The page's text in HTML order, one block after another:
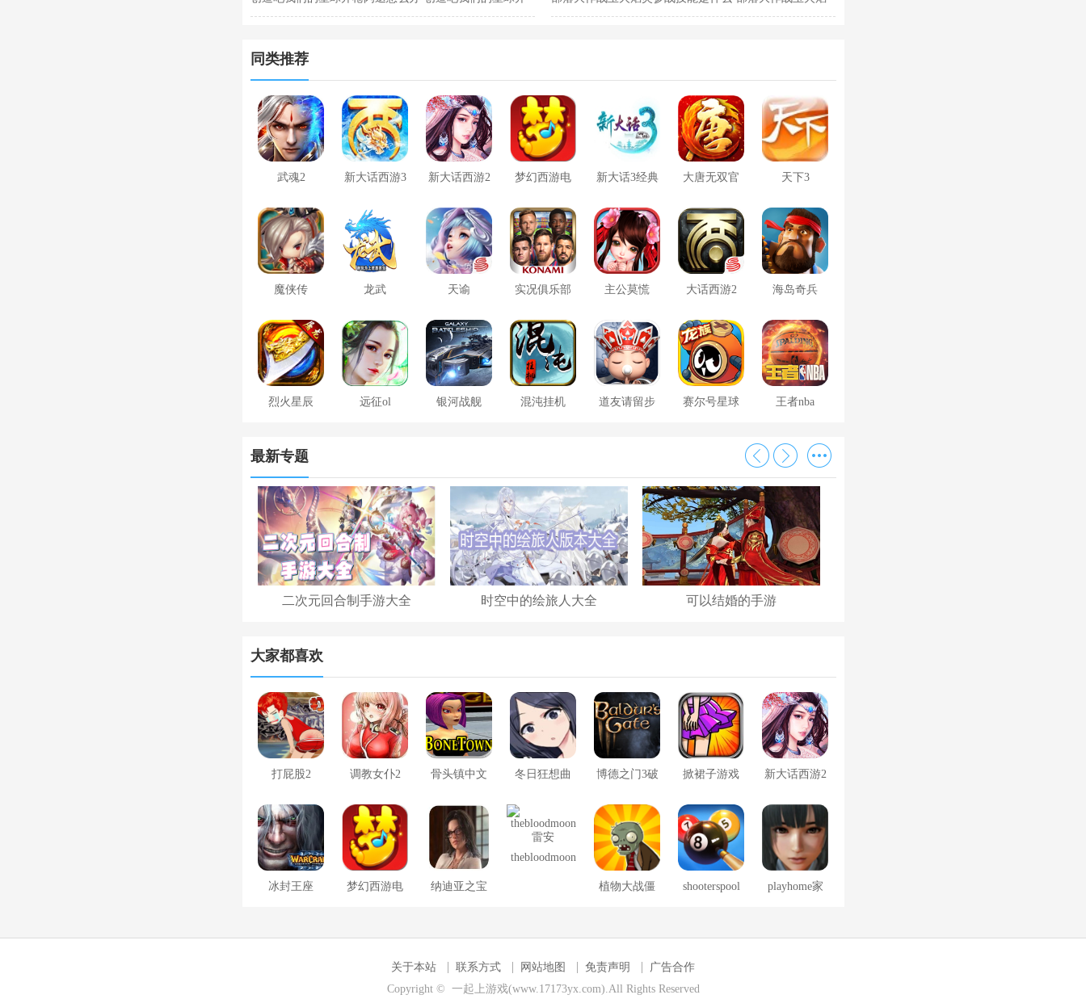
同类推荐
武魂2 新大话西游3 新大话西游2 梦幻西游电 新大话3经典 大唐无双官 天下3
魔侠传 龙武 天谕 实况俱乐部 主公莫慌 大话西游2 海岛奇兵
烈火星辰 远征ol 银河战舰 混沌挂机 道友请留步 赛尔号星球 王者nba
最新专题
二次元回合制手游大全 时空中的绘旅人大全 可以结婚的手游
大家都喜欢
打屁股2 调教女仆2 骨头镇中文 冬日狂想曲
版
博德之门3破 掀裙子游戏 新大话西游2
冰封王座 梦幻西游电 纳迪亚之宝
thebloodmoon
植物大战僵 shooterspool playhome家
关于本站 联系方式 网站地图 免责声明
广告合作
Copyright © 一起上游戏(www.17173yx.com).All Rights Reserved